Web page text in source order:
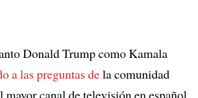
Donald Trump como Kamala
a las preguntas dela comunidad
canal de televisión en español.